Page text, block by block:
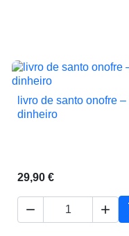
carrinho
 Vista
livro de santo onofre
dinheiro
29,90 €
 